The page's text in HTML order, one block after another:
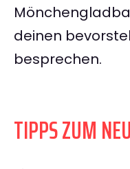
deinen
besprechen.
TIPPS ZUM